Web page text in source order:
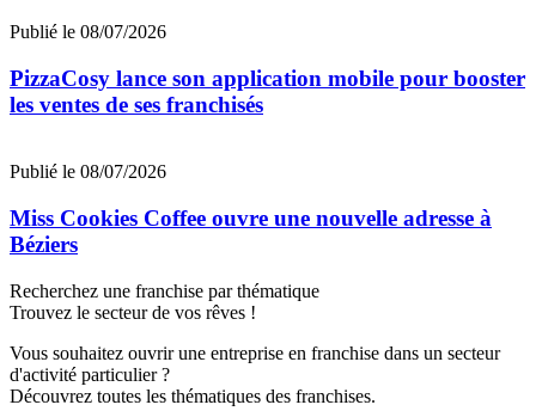
Publié le 08/07/2026
PizzaCosy lance son application mobile pour booster
les ventes de ses franchisés
Publié le 08/07/2026
Miss Cookies Coffee ouvre une nouvelle adresse à
Béziers
Recherchez une franchise par thématique
Trouvez le secteur de vos rêves !
Vous souhaitez ouvrir une entreprise en franchise dans un secteur
d'activité particulier ?
Découvrez toutes les thématiques des franchises.